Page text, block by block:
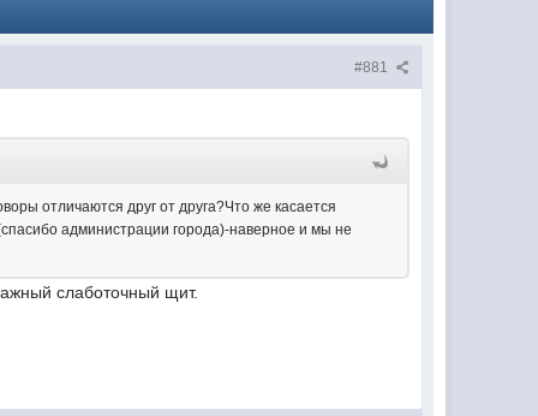
#881
отличаются друг от друга?Что же касается
администрации города)-наверное и мы не
слаботочный щит.